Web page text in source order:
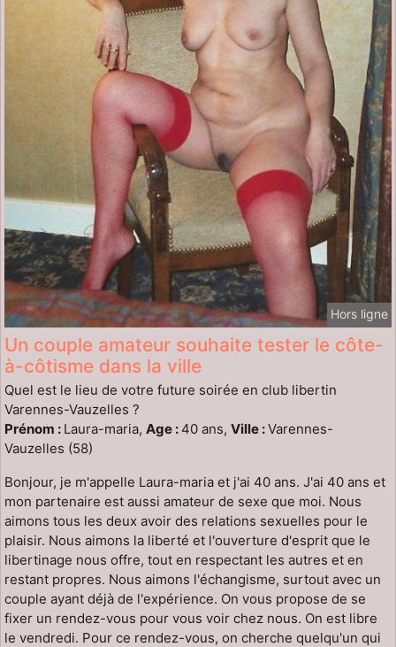
Hors ligne
Un couple amateur souhaite tester le côte-
à-côtisme dans la ville
Quel est le lieu de votre future soirée en club libertin
Varennes-Vauzelles ?
Prénom : Laura-maria, Age : 40 ans, Ville :Varennes-
Vauzelles (58)
Bonjour, je m'appelle Laura-maria et j'ai 40 ans. J'ai 40 ans et
mon partenaire est aussi amateur de sexe que moi. Nous
aimons tous les deux avoir des relations sexuelles pour le
plaisir. Nous aimons la liberté et l'ouverture d'esprit que le
libertinage nous offre, tout en respectant les autres et en
restant propres. Nous aimons l'échangisme, surtout avec un
couple ayant déjà de l'expérience. On vous propose de se
fixer un rendez-vous pour vous voir chez nous. On est libre
le vendredi. Pour ce rendez-vous, on cherche quelqu'un qui